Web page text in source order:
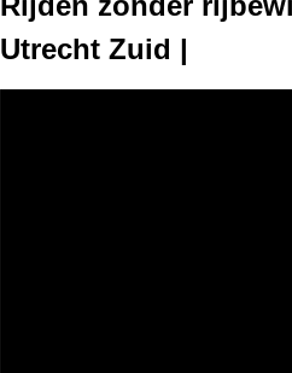
Utrecht Zuid |